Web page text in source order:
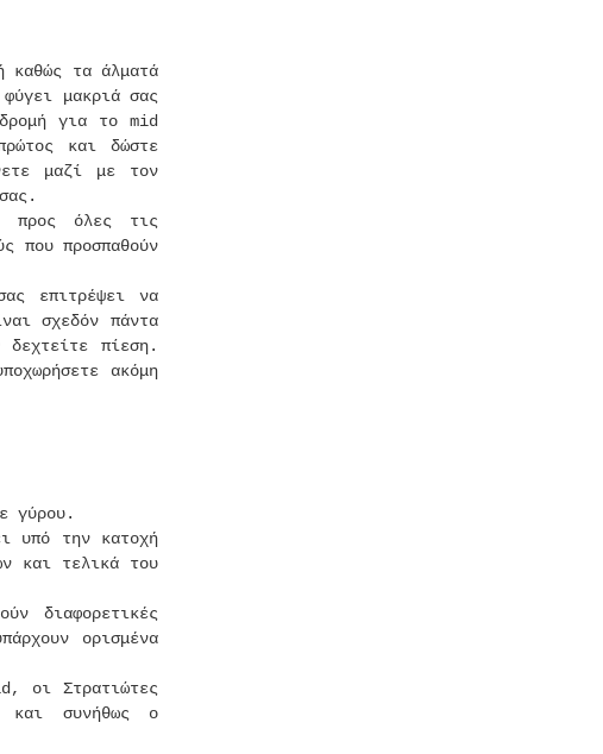
καθώς τα άλματά
μακριά σας
για το mid
και δώστε
μαζί με τον
προς όλες τις
που προσπαθούν
επιτρέψει να
σχεδόν πάντα
πίεση.
ακόμη
γύρου.
υπό την κατοχή
και τελικά του
διαφορετικές
ορισμένα
οι Στρατιώτες
και συνήθως ο